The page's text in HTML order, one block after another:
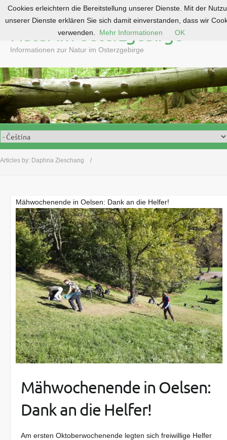
o
c
o
t
e
n
Natur im Osterzgebirge
Informationen zur Natur im Osterzgebirge
Articles by: Daphna Zieschang
Mähwochenende in Oelsen: Dank an die Helfer!
Mähwochenende in Oelsen:
Dank an die Helfer!
Am ersten Oktoberwochenende legten sich freiwillige Helfer
Cookies erleichtern die Bereitstellung unserer Dienste. Mit der
unserer Dienste erklären Sie sich damit einverstanden, dass wir
verwenden.
Mehr Informationen OK